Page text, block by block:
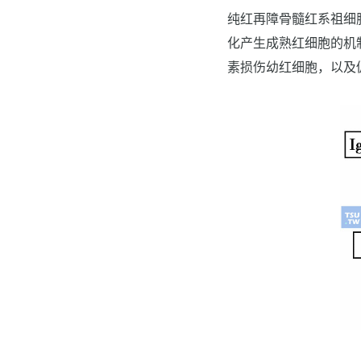
纯红再障骨髓红系祖
化产生成熟红细胞的
素损伤幼红细胞，以